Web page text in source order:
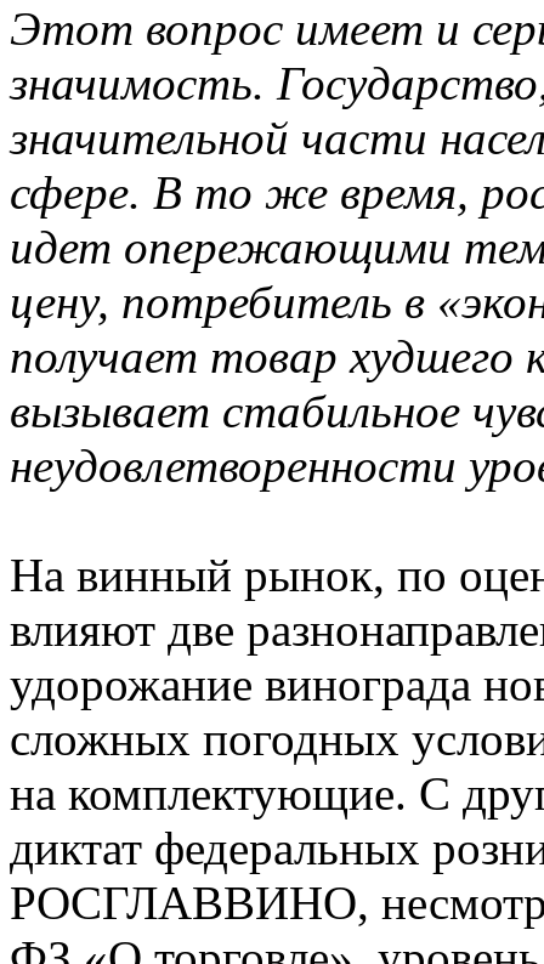
Этот вопрос имеет и
значимость.
значительной части
сфере. В то же время,
идет опережающими
цену, потребитель в
получает товар худшего
вызывает стабильное
неудовлетворенности
На винный рынок, по
влияют две
удорожание винограда
сложных погодных
на комплектующие. С
диктат федеральных
РОСГЛАВВИНО,